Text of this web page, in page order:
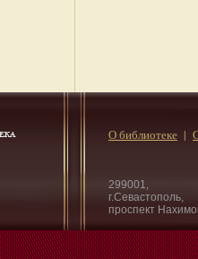
299001,
г.Севастополь,
проспект
О библиотеке